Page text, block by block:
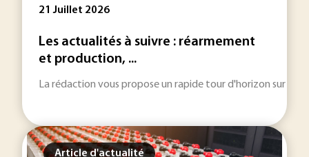
21 Juillet 2026
Les actualités à suivre : réarmement
et production, ...
La rédaction vous propose un rapide tour d'horizon sur les
Article d'actualité